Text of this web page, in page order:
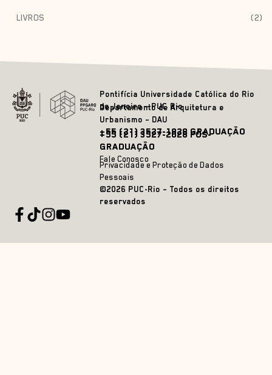
LIVROS (2)
Pontifícia Universidade Católica do Rio
de Janeiro – PUC Rio
Departamento de Arquitetura e
Urbanismo – DAU
+55 (21) 3527-1828 GRADUAÇÃO
+55 (21) 3527-2628 PÓS-
GRADUAÇÃO
Fale Conosco
Privacidade e Proteção de Dados
Pessoais
©2026 PUC-Rio – Todos os direitos
reservados